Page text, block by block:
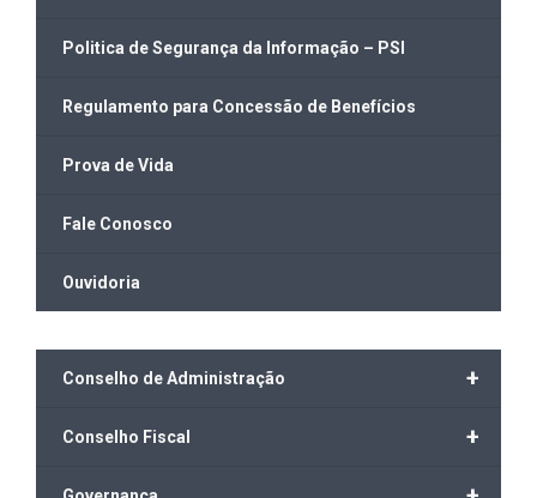
Politica de Segurança da Informação – PSI
Regulamento para Concessão de Benefícios
Prova de Vida
Fale Conosco
Ouvidoria
+
Conselho de Administração
+
Conselho Fiscal